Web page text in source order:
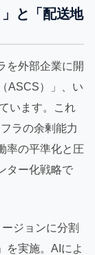
と「配送地
を外部企業に開
ASCS）」、い
います。これ
ラの余剰能力
率の平準化と圧
ター化戦略で
ジョンに分割
を実施。AIによ